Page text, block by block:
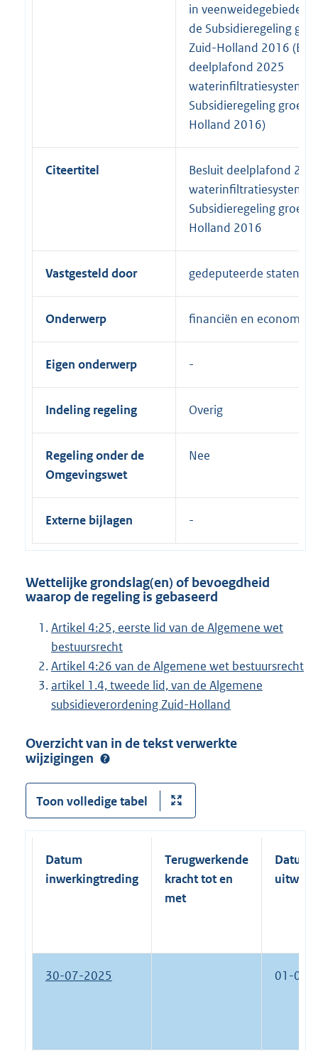
in veenweidegebieden
de Subsidieregeling
Zuid-Holland 2016
deelplafond 2025
waterinfiltratiesystemen
Subsidieregeling groen
Holland 2016)
Citeertitel
Besluit deelplafond
waterinfiltratiesystemen
Subsidieregeling groen
Holland 2016
Vastgesteld door gedeputeerde staten
Onderwerp financiën en economie
Eigen onderwerp
Indeling regeling Overig
Regeling onder de
Omgevingswet
Nee
Externe bijlagen
Wettelijke grondslag(en) of bevoegdheid
waarop de regeling is gebaseerd
Artikel 4:25, eerste lid van de Algemene wet
bestuursrecht
Artikel 4:26 van de Algemene wet bestuursrecht
artikel 1.4, tweede lid, van de Algemene
subsidieverordening Zuid-Holland
Overzicht van in de tekst verwerkte
wijzigingen
Toon volledige tabel
Datum
inwerkingtreding
Terugwerkende
kracht tot en
met
Datum
30-07-2025 01-06-